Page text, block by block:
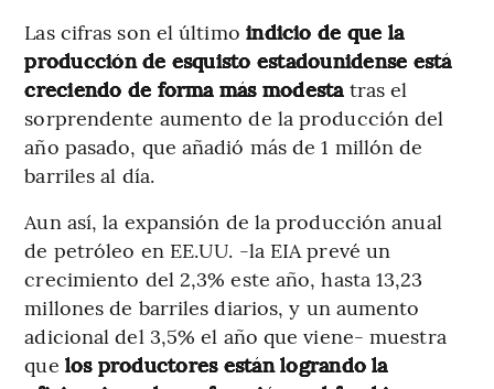
Las cifras son el último indicio de que la
producción de esquisto estadounidense está
creciendo de forma más modesta tras el
sorprendente aumento de la producción del
año pasado, que añadió más de 1 millón de
barriles al día.
Aun así, la expansión de la producción anual
de petróleo en EE.UU. -la EIA prevé un
crecimiento del 2,3% este año, hasta 13,23
millones de barriles diarios, y un aumento
adicional del 3,5% el año que viene- muestra
que los productores están logrando la